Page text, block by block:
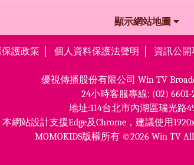
顯示網站地圖
護政策 個人資料保護法聲明 資訊公開
優視傳播股份有限公司 Win TV
24小時客服專線: (02) 6601-
地址:114台北市內湖區瑞光路
本網站設計支援Edge及Chrome， 建議使用
MOMOKIDS版權所有 ©2026 Win TV All